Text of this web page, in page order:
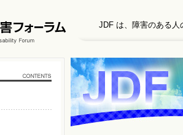
JDF は、障害のある人